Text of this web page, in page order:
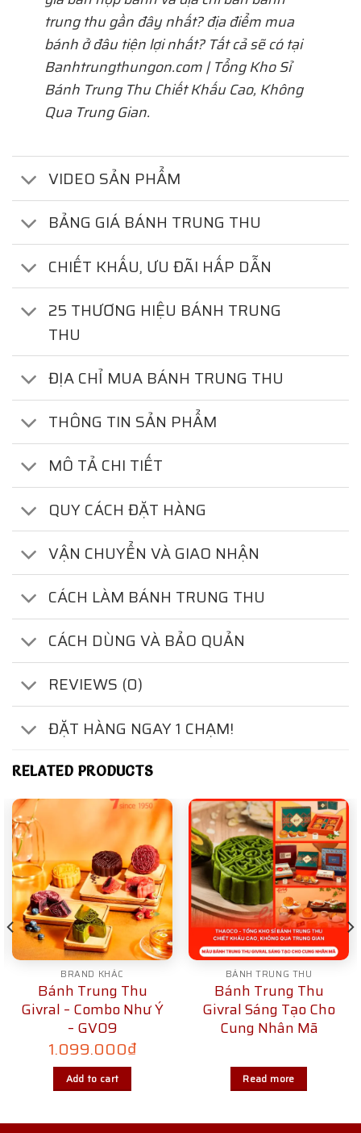
trung thu gần đây nhất? địa điểm mua
bánh ở đâu tiện lợi nhất? Tất cả sẽ có tại
Banhtrungthungon.com | Tổng Kho Sỉ
Bánh Trung Thu Chiết Khấu Cao, Không
Qua Trung Gian.
VIDEO SẢN PHẨM
BẢNG GIÁ BÁNH TRUNG THU
CHIẾT KHẤU, ƯU ĐÃI HẤP DẪN
25 THƯƠNG HIỆU BÁNH TRUNG
THU
ĐỊA CHỈ MUA BÁNH TRUNG THU
THÔNG TIN SẢN PHẨM
MÔ TẢ CHI TIẾT
QUY CÁCH ĐẶT HÀNG
VẬN CHUYỂN VÀ GIAO NHẬN
CÁCH LÀM BÁNH TRUNG THU
CÁCH DÙNG VÀ BẢO QUẢN
REVIEWS (0)
ĐẶT HÀNG NGAY 1 CHẠM!
RELATED PRODUCTS
BRAND KHÁC
Bánh Trung Thu
Givral – Combo Như Ý
– GV09
1.099.000₫
Add to cart
BÁNH TRUNG THU
Bánh Trung Thu
Givral Sáng Tạo Cho
Cung Nhân Mã
Read more